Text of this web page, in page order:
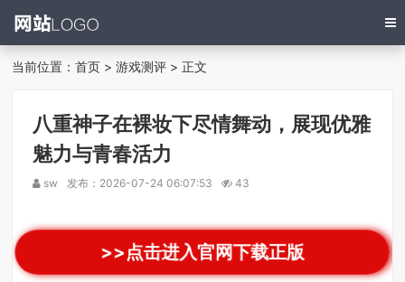
当前位置：首页 >游戏测评 > 正文
八重神子在裸妆下尽情舞动，展现优雅
魅力与青春活力
sw 发布：2026-07-24 06:07:53 43
>>点击进入官网下载正版